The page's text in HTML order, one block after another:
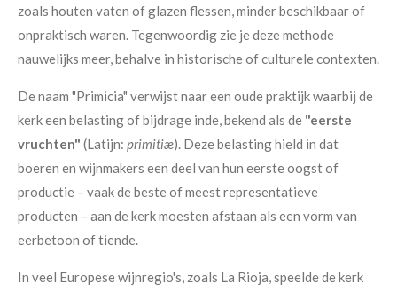
zoals houten vaten of glazen flessen, minder beschikbaar of
onpraktisch waren. Tegenwoordig zie je deze methode
nauwelijks meer, behalve in historische of culturele contexten.
De naam "Primicia" verwijst naar een oude praktijk waarbij de
kerk een belasting of bijdrage inde, bekend als de "eerste
vruchten" (Latijn: primitiæ). Deze belasting hield in dat
boeren en wijnmakers een deel van hun eerste oogst of
productie – vaak de beste of meest representatieve
producten – aan de kerk moesten afstaan als een vorm van
eerbetoon of tiende.
In veel Europese wijnregio's, zoals La Rioja, speelde de kerk